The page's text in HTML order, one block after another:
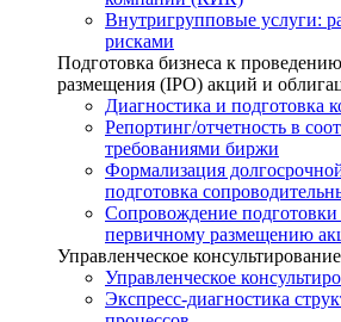
Внутригрупповые услуги:
рисками
Подготовка бизнеса к
размещения (IPO) акций и
Диагностика и подготовка
Репортинг/отчетность в
требованиями биржи
Формализация
подготовка
Сопровождение
первичному размещению
Управленческое консультирование
Управленческое
Экспресс-диагностика